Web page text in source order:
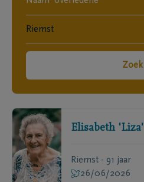
Zoek
Elisabeth 'Liza'
Riemst - 91 jaar
26/06/2026